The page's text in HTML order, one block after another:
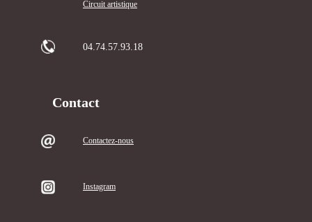
Circuit artistique
04.74.57.93.18
Contact
Contactez-nous
Instagram